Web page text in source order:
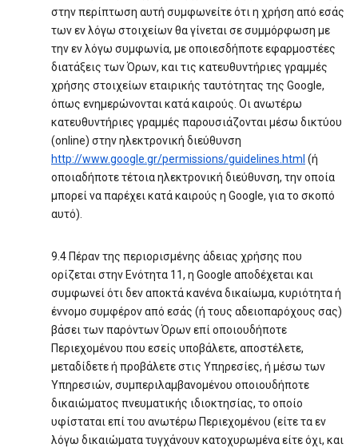
στην περίπτωση αυτή συμφωνείτε ότι η χρήση από εσάς
των εν λόγω στοιχείων θα γίνεται σε συμμόρφωση με
την εν λόγω συμφωνία, με οποιεσδήποτε εφαρμοστέες
διατάξεις των Όρων, και τις κατευθυντήριες γραμμές
χρήσης στοιχείων εταιρικής ταυτότητας της Google,
όπως ενημερώνονται κατά καιρούς. Οι ανωτέρω
κατευθυντήριες γραμμές παρουσιάζονται μέσω δικτύου
(online) στην ηλεκτρονική διεύθυνση
http://www.google.gr/permissions/guidelines.html (ή
οποιαδήποτε τέτοια ηλεκτρονική διεύθυνση, την οποία
μπορεί να παρέχει κατά καιρούς η Google, για το σκοπό
αυτό).
9.4 Πέραν της περιορισμένης άδειας χρήσης που
ορίζεται στην Ενότητα 11, η Google αποδέχεται και
συμφωνεί ότι δεν αποκτά κανένα δικαίωμα, κυριότητα ή
έννομο συμφέρον από εσάς (ή τους αδειοπαρόχους σας)
βάσει των παρόντων Όρων επί οποιουδήποτε
Περιεχομένου που εσείς υποβάλετε, αποστέλετε,
μεταδίδετε ή προβάλετε στις Υπηρεσίες, ή μέσω των
Υπηρεσιών, συμπεριλαμβανομένου οποιουδήποτε
δικαιώματος πνευματικής ιδιοκτησίας, το οποίο
υφίσταται επί του ανωτέρω Περιεχομένου (είτε τα εν
λόγω δικαιώματα τυγχάνουν κατοχυρωμένα είτε όχι, και